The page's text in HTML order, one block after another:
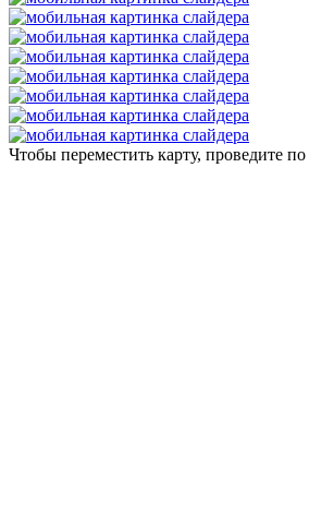
Чтобы переместить карту, проведите